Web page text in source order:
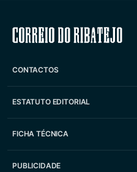
Correio
CONTACTOS
ESTATUTO EDITORIAL
FICHA TÉCNICA
PUBLICIDADE